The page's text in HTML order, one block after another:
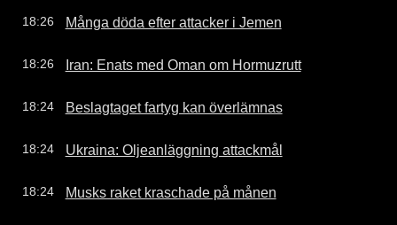
18:26 Många döda efter attacker i Jemen
18:26 Iran: Enats med Oman om Hormuzrutt
18:24 Beslagtaget fartyg kan överlämnas
18:24 Ukraina: Oljeanläggning attackmål
18:24 Musks raket kraschade på månen